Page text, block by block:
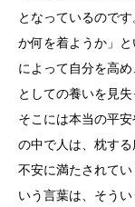
となっているので
か何を着ようか」
によって自分を高
としての養いを見
そこには本当の平
の中で人は、枕す
不安に満たされて
いう言葉は、そう